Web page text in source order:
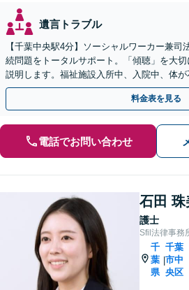
遺言トラブル
【千葉中央駅4分】ソーシャルワーカー兼司
続問題をトータルサポート。「傾聴」を大
説明します。福祉施設入所中、入院中、体
なども柔軟に対応します【休日／夜間面談
料金表を見る
電話でお問い合わせ
石田 珠
護士
Sfil法律事務
千
葉
県
|
千葉
市中
央区